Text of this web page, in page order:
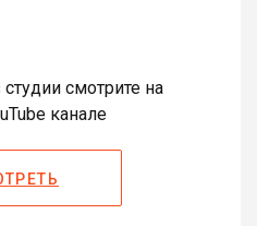
смотрите на
канале